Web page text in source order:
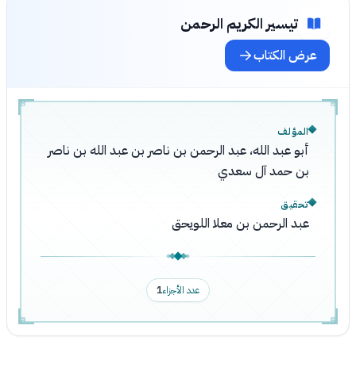
تيسير الكريم الرحمن
عرض الكتاب
المؤلف
أبو عبد الله، عبد الرحمن بن ناصر بن عبد الله بن ناصر
بن حمد آل سعدي
تحقيق
عبد الرحمن بن معلا اللويحق
عدد الأجزاء1